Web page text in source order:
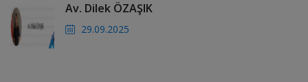
Av. Dilek ÖZAŞIK
29.09.2025